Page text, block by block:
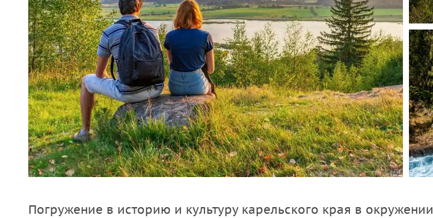
Погружение в историю и культуру карельского края в окружении